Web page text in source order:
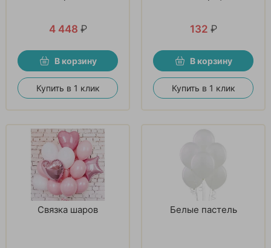
4 448 ₽
В корзину
Купить в 1 клик
132 ₽
В корзину
Купить в 1 клик
Связка шаров Белые пастель